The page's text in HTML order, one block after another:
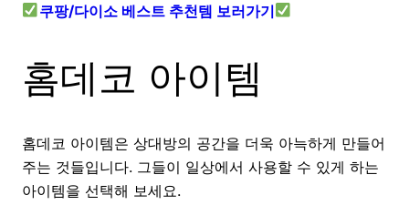
쿠팡/다이소 베스트 추천템 보러가기
홈데코 아이템
홈데코 아이템은 상대방의 공간을 더욱 아늑하게 만들어
주는 것들입니다. 그들이 일상에서 사용할 수 있게 하는
아이템을 선택해 보세요.